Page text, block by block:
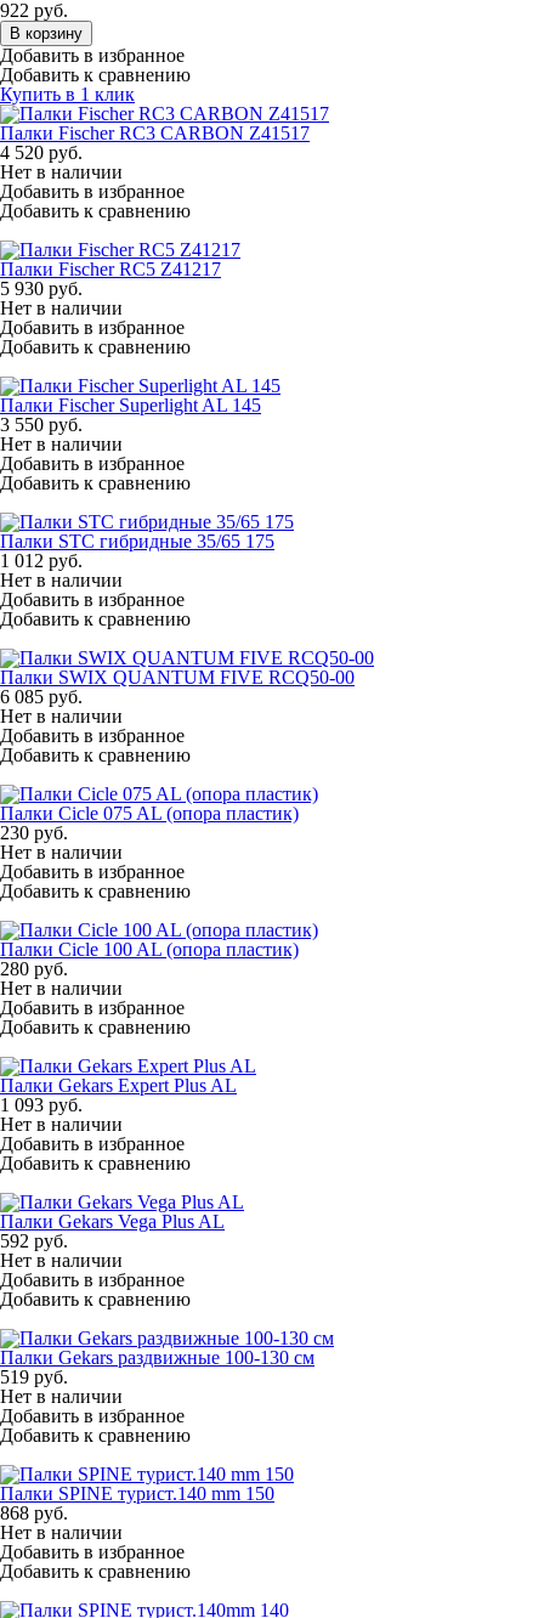
922 руб.
В корзину
Добавить в избранное
Добавить к сравнению
Купить в 1 клик
Палки Fisсher RC3 CARBON Z41517
4 520 руб.
Нет в наличии
Добавить в избранное
Добавить к сравнению
Палки Fisсher RC5 Z41217
5 930 руб.
Нет в наличии
Добавить в избранное
Добавить к сравнению
Палки Fisсher Superlight AL 145
3 550 руб.
Нет в наличии
Добавить в избранное
Добавить к сравнению
Палки STC гибридные 35/65 175
1 012 руб.
Нет в наличии
Добавить в избранное
Добавить к сравнению
Палки SWIX QUANTUM FIVE RCQ50-00
6 085 руб.
Нет в наличии
Добавить в избранное
Добавить к сравнению
Палки Cicle 075 AL (опора пластик)
230 руб.
Нет в наличии
Добавить в избранное
Добавить к сравнению
Палки Cicle 100 AL (опора пластик)
280 руб.
Нет в наличии
Добавить в избранное
Добавить к сравнению
Палки Gekars Expert Plus AL
1 093 руб.
Нет в наличии
Добавить в избранное
Добавить к сравнению
Палки Gekars Vega Plus AL
592 руб.
Нет в наличии
Добавить в избранное
Добавить к сравнению
Палки Gekars раздвижные 100-130 см
519 руб.
Нет в наличии
Добавить в избранное
Добавить к сравнению
Палки SPINE турист.140 mm 150
868 руб.
Нет в наличии
Добавить в избранное
Добавить к сравнению